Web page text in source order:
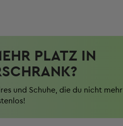
PLATZ IN
und Schuhe, die du nicht mehr